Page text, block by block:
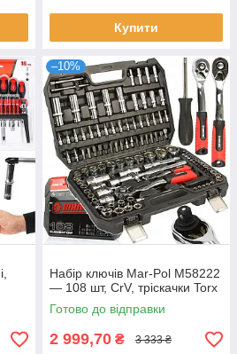
Купити
–10%
Набір ключів Mar-Pol M58222
— 108 шт, CrV, тріскачки Torx
Готово до відправки
2 999,70 ₴ 3 333 ₴